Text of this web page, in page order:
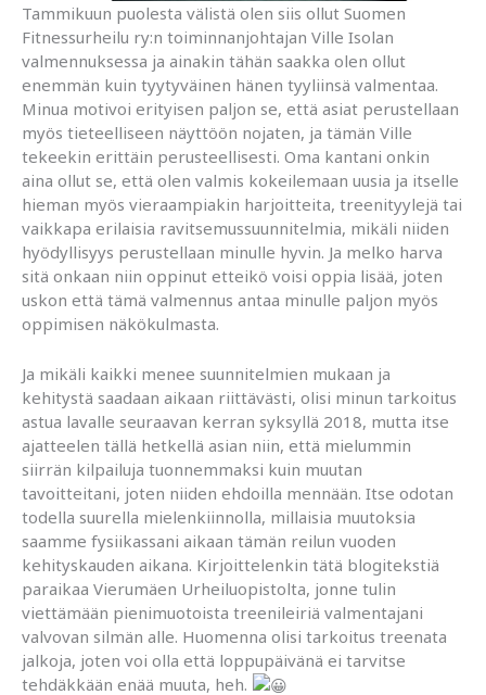
Tammikuun puolesta välistä olen siis ollut Suomen
Fitnessurheilu ry:n toiminnanjohtajan Ville Isolan
valmennuksessa ja ainakin tähän saakka olen ollut
enemmän kuin tyytyväinen hänen tyyliinsä valmentaa.
Minua motivoi erityisen paljon se, että asiat perustellaan
myös tieteelliseen näyttöön nojaten, ja tämän Ville
tekeekin erittäin perusteellisesti. Oma kantani onkin
aina ollut se, että olen valmis kokeilemaan uusia ja itselle
hieman myös vieraampiakin harjoitteita, treenityylejä tai
vaikkapa erilaisia ravitsemussuunnitelmia, mikäli niiden
hyödyllisyys perustellaan minulle hyvin. Ja melko harva
sitä onkaan niin oppinut etteikö voisi oppia lisää, joten
uskon että tämä valmennus antaa minulle paljon myös
oppimisen näkökulmasta.
Ja mikäli kaikki menee suunnitelmien mukaan ja
kehitystä saadaan aikaan riittävästi, olisi minun tarkoitus
astua lavalle seuraavan kerran syksyllä 2018, mutta itse
ajatteelen tällä hetkellä asian niin, että mielummin
siirrän kilpailuja tuonnemmaksi kuin muutan
tavoitteitani, joten niiden ehdoilla mennään. Itse odotan
todella suurella mielenkiinnolla, millaisia muutoksia
saamme fysiikassani aikaan tämän reilun vuoden
kehityskauden aikana. Kirjoittelenkin tätä blogitekstiä
paraikaa Vierumäen Urheiluopistolta, jonne tulin
viettämään pienimuotoista treenileiriä valmentajani
valvovan silmän alle. Huomenna olisi tarkoitus treenata
jalkoja, joten voi olla että loppupäivänä ei tarvitse
tehdäkkään enää muuta, heh.